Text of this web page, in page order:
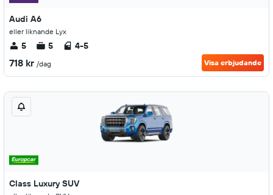
Audi A6
eller liknande Lyx
5 5 4-5
718 kr /dag Visa erbjudande
Class Luxury SUV